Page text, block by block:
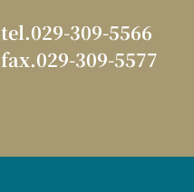
tel.029-309-5566
fax.029-309-5577